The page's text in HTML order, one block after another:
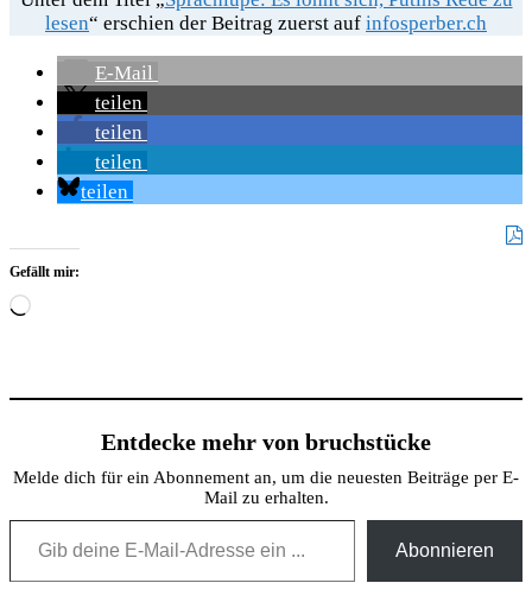
lesen“ erschien der Beitrag zuerst auf infosperber.ch
E-Mail
teilen
teilen
teilen
teilen
Gefällt mir:
Wird
Entdecke mehr von bruchstücke
Melde dich für ein Abonnement an, um die neuesten Beiträge per E-
Mail zu erhalten.
Gib deine E-Mail-Adresse ein ...
Abonnieren